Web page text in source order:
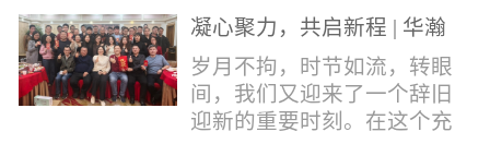
每一枚锡环锡含量标准化，
激光一次性熔融，焊点大
小、锡厚高度统一...
的技术、高效智能的生产优
势与零缺陷的品控标准，我
们的CCS激光焊接机持续斩
获大量订单，近两月产能全
开、排期紧凑，生产线有序
电，更承载着电压、温度信
号的实时采集，是连接电芯
与BMS电池管理系统的关键
桥梁。而连接这一切的，正
凝心聚力，共启新程 | 华瀚
激光年度盛典
岁月不拘，时节如流，转眼
间，我们又迎来了一个辞旧
迎新的重要时刻。在这个充